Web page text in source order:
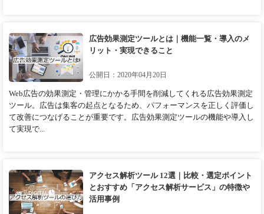
広告効果測定ツールとは｜機能一覧・導入のメ
リット・実現できること
公開日：2020年04月20日
Web広告の効果測定・管理にかかる手間を削減してくれる広告効果測定
ツール。広告は集客の起点となるため、パフォーマンスを正しく評価し
て改善につなげることが重要です。広告効果測定ツールの機能や導入し
て実現で...
アクセス解析ツール 12選｜比較・選定ポイント
とおすすめ「アクセス解析サービス」の特徴や
活用事例